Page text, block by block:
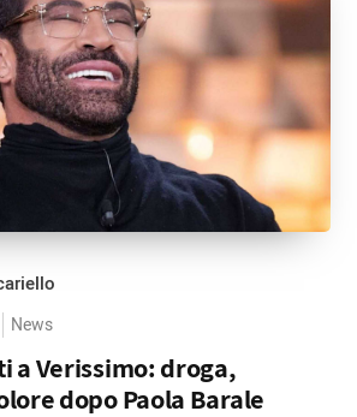
News
a Verissimo: droga,
dopo Paola Barale